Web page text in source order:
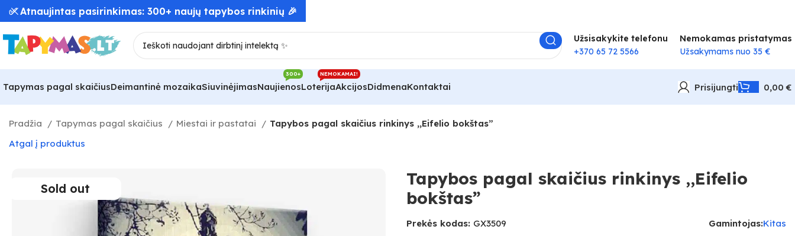
Užsisakykite telefonu
+370 65 72 5566
Nemokamas pristatymas
Užsakymams nuo 35 €
Tapymas pagal skaičiusDeimantinė mozaikaSiuvinėjimasNaujienos
300+
Loterija
NEMOKAMAI!
AkcijosDidmenaKontaktai Prisijungti 0,00€
Pradžia Tapymas pagal skaičius Miestai ir pastatai
Tapybos pagal skaičius rinkinys ,,Eifelio bokštas”
Atgal į produktus
Sold out
Tapybos pagal skaičius rinkinys ,,Eifelio
bokštas”
Prekės kodas: GX3509 Gamintojas:Kitas
✅ Atnaujintas pasirinkimas: 300+ naujų tapybos rinkinių 🎉